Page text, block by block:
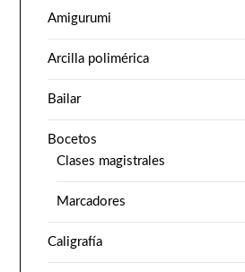
Amigurumi
Arcilla polimérica
Bailar
Bocetos
Clases magistrales
Marcadores
Caligrafía